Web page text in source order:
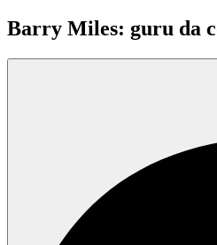
Barry Miles: guru da